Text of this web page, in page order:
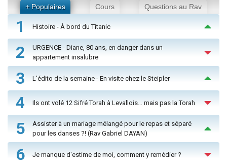
+ Populaires Cours Questions au Rav
1 Histoire - À bord du Titanic
2
URGENCE - Diane, 80 ans, en danger dans un
appartement insalubre
3 L'édito de la semaine - En visite chez le Steipler
4 Ils ont volé 12 Sifré Torah à Levallois… mais pas la Torah
5
Assister à un mariage mélangé pour le repas et séparé
pour les danses ?! (Rav Gabriel DAYAN)
6 Je manque d'estime de moi, comment y remédier ?